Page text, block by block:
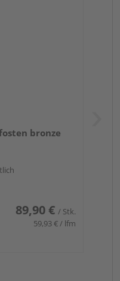
bronze
89,90 € / Stk.
59,93 € / lfm